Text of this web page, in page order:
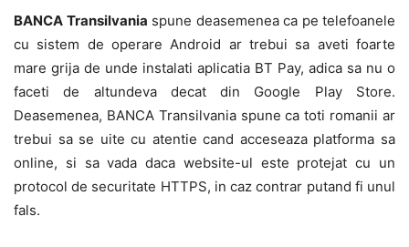
BANCA Transilvania spune deasemenea ca pe telefoanele
cu sistem de operare Android ar trebui sa aveti foarte
mare grija de unde instalati aplicatia BT Pay, adica sa nu o
faceti de altundeva decat din Google Play Store.
Deasemenea, BANCA Transilvania spune ca toti romanii ar
trebui sa se uite cu atentie cand acceseaza platforma sa
online, si sa vada daca website-ul este protejat cu un
protocol de securitate HTTPS, in caz contrar putand fi unul
fals.